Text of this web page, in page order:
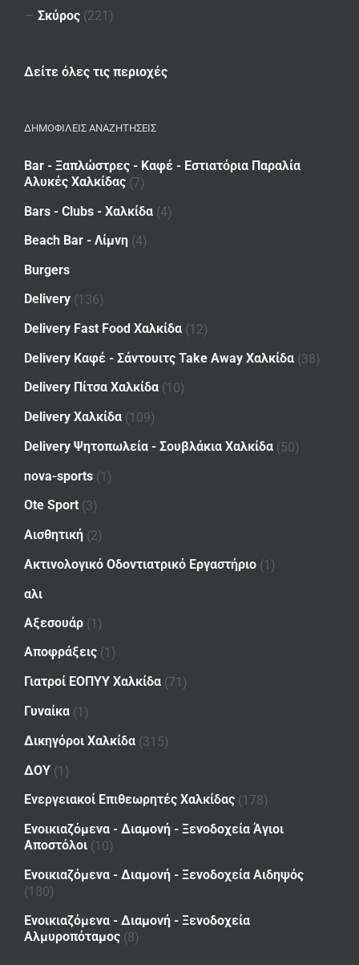
— Σκύρος (221)
Δείτε όλες τις περιοχές
ΔΗΜΟΦΙΛΕΙΣ ΑΝΑΖΗΤΗΣΕΙΣ
Bar - Ξαπλώστρες - Καφέ - Εστιατόρια Παραλία
Αλυκές Χαλκίδας (7)
Bars - Clubs - Χαλκίδα (4)
Beach Bar - Λίμνη (4)
Burgers
Delivery (136)
Delivery Fast Food Χαλκίδα (12)
Delivery Καφέ - Σάντουιτς Take Away Χαλκίδα (38)
Delivery Πίτσα Χαλκίδα (10)
Delivery Χαλκίδα (109)
Delivery Ψητοπωλεία - Σουβλάκια Χαλκίδα (50)
nova-sports (1)
Ote Sport (3)
Αισθητική (2)
Ακτινολογικό Οδοντιατρικό Εργαστήριο (1)
αλι
Αξεσουάρ (1)
Αποφράξεις (1)
Γιατροί ΕΟΠΥΥ Χαλκίδα (71)
Γυναίκα (1)
Δικηγόροι Χαλκίδα (315)
ΔΟΥ (1)
Ενεργειακοί Επιθεωρητές Χαλκίδας (178)
Ενοικιαζόμενα - Διαμονή - Ξενοδοχεία Άγιοι
Αποστόλοι (10)
Ενοικιαζόμενα - Διαμονή - Ξενοδοχεία Αιδηψός
(180)
Ενοικιαζόμενα - Διαμονή - Ξενοδοχεία
Αλμυροπόταμος (8)